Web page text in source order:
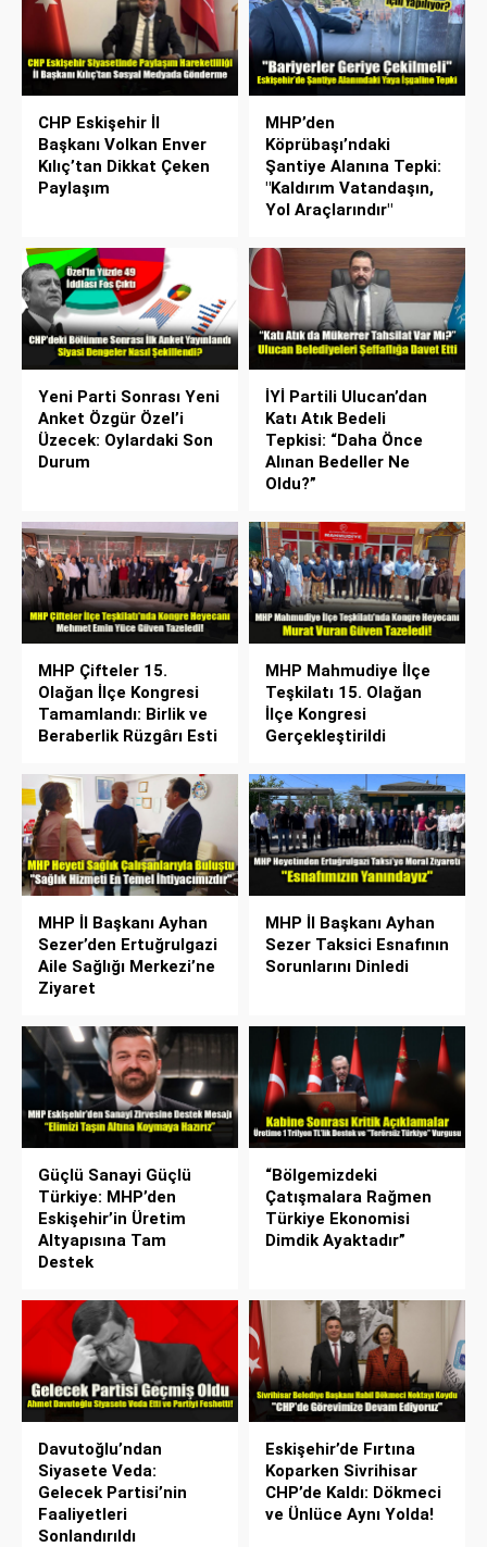
CHP Eskişehir İl
Başkanı Volkan Enver
Kılıç’tan Dikkat Çeken
Paylaşım
MHP’den
Köprübaşı’ndaki
Şantiye Alanına Tepki:
"Kaldırım Vatandaşın,
Yol Araçlarındır"
Yeni Parti Sonrası Yeni
Anket Özgür Özel’i
Üzecek: Oylardaki Son
Durum
İYİ Partili Ulucan’dan
Katı Atık Bedeli
Tepkisi: “Daha Önce
Alınan Bedeller Ne
Oldu?”
MHP Çifteler 15.
Olağan İlçe Kongresi
Tamamlandı: Birlik ve
Beraberlik Rüzgârı Esti
MHP Mahmudiye İlçe
Teşkilatı 15. Olağan
İlçe Kongresi
Gerçekleştirildi
MHP İl Başkanı Ayhan
Sezer’den Ertuğrulgazi
Aile Sağlığı Merkezi’ne
Ziyaret
MHP İl Başkanı Ayhan
Sezer Taksici Esnafının
Sorunlarını Dinledi
Güçlü Sanayi Güçlü
Türkiye: MHP’den
Eskişehir’in Üretim
Altyapısına Tam
Destek
“Bölgemizdeki
Çatışmalara Rağmen
Türkiye Ekonomisi
Dimdik Ayaktadır”
Davutoğlu’ndan
Siyasete Veda:
Gelecek Partisi’nin
Faaliyetleri
Sonlandırıldı
Eskişehir’de Fırtına
Koparken Sivrihisar
CHP’de Kaldı: Dökmeci
ve Ünlüce Aynı Yolda!